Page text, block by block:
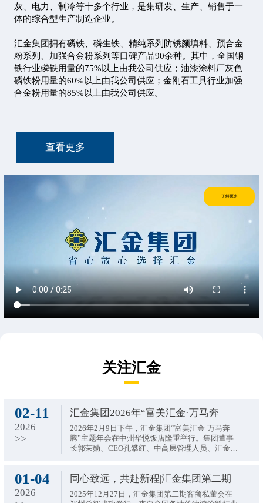
灰、电力、制冷等十多个行业，是集研发、生产、销售于一
体的综合型生产制造企业。
汇金集团拥有磷铁、磷生铁、精纯系列防锈颜填料、预合金
粉系列、加强合金粉系列等口碑产品90余种。其中，全国钢
铁行业磷铁用量的75%以上由我公司供应；油漆涂料厂灰色
磷铁粉用量的60%以上由我公司供应；金刚石工具行业加强
合金粉用量的85%以上由我公司供应。
查看更多
了解更多
关注汇金
02-11
2026
>>
汇金集团2026年“富美汇金·万马奔
2026年2月9日下午，汇金集团“富美汇金·万马奔
腾”主题年会在中州华悦饭店隆重举行。集团董事
长郭荣勋、CEO孔攀红、中高层管理人员、汇金员
01-04
2026
同心致远，共赴新程|汇金集团第二期
2025年12月27日，汇金集团第二期客商私董会在